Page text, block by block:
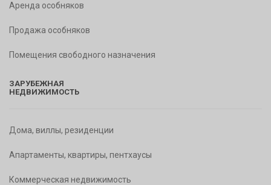
Аренда особняков
Продажа особняков
Помещения свободного назначения
ЗАРУБЕЖНАЯ
НЕДВИЖИМОСТЬ
Дома, виллы, резиденции
Апартаменты, квартиры, пентхаусы
Коммерческая недвижимость